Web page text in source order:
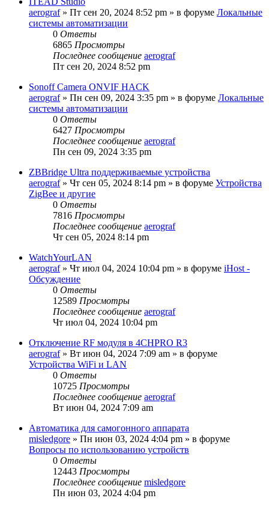
aerograf» Пт сен 20, 2024 8:52 pm » в форуме Локальные
системы автоматизации
0 Ответы
6865 Просмотры
Последнее сообщение aerograf
Пт сен 20, 2024 8:52 pm
Sonoff Camera ONVIF HACK
aerograf» Пн сен 09, 2024 3:35 pm » в форуме Локальные
системы автоматизации
0 Ответы
6427 Просмотры
Последнее сообщение aerograf
Пн сен 09, 2024 3:35 pm
ZBBridge Ultra поддерживаемые устройства
aerograf» Чт сен 05, 2024 8:14 pm » в форуме Устройства
ZigBee и другие
0 Ответы
7816 Просмотры
Последнее сообщение aerograf
Чт сен 05, 2024 8:14 pm
WatchYourLAN
aerograf» Чт июл 04, 2024 10:04 pm » в форуме iHost -
Обсуждение
0 Ответы
12589 Просмотры
Последнее сообщение aerograf
Чт июл 04, 2024 10:04 pm
Отключение RF модуля в 4CHPRO R3
aerograf» Вт июн 04, 2024 7:09 am » в форуме
Устройства WiFi и LAN
0 Ответы
10725 Просмотры
Последнее сообщение aerograf
Вт июн 04, 2024 7:09 am
Автоматика для самогонного аппарата
misledgore » Пн июн 03, 2024 4:04 pm » в форуме
Вопросы по использованию устройств
0 Ответы
12443 Просмотры
Последнее сообщение misledgore
Пн июн 03, 2024 4:04 pm